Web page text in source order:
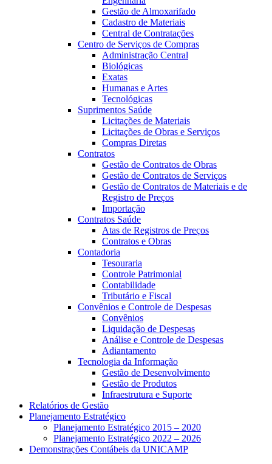
Gestão de Almoxarifado
Cadastro de Materiais
Central de Contratações
Centro de Serviços de Compras
Administração Central
Biológicas
Exatas
Humanas e Artes
Tecnológicas
Suprimentos Saúde
Licitações de Materiais
Licitações de Obras e Serviços
Compras Diretas
Contratos
Gestão de Contratos de Obras
Gestão de Contratos de Serviços
Gestão de Contratos de Materiais e de
Registro de Preços
Importação
Contratos Saúde
Atas de Registros de Preços
Contratos e Obras
Contadoria
Tesouraria
Controle Patrimonial
Contabilidade
Tributário e Fiscal
Convênios e Controle de Despesas
Convênios
Liquidação de Despesas
Análise e Controle de Despesas
Adiantamento
Tecnologia da Informação
Gestão de Desenvolvimento
Gestão de Produtos
Infraestrutura e Suporte
Relatórios de Gestão
Planejamento Estratégico
Planejamento Estratégico 2015 – 2020
Planejamento Estratégico 2022 – 2026
Demonstrações Contábeis da UNICAMP